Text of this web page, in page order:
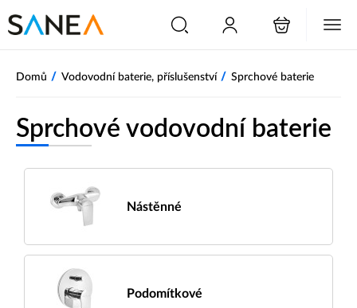
Domů / Vodovodní baterie, příslušenství / Sprchové baterie
Sprchové vodovodní baterie
Nástěnné
Podomítkové